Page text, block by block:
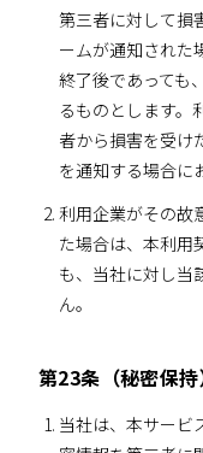
第三者に対して損
ームが通知された
終了後であっても
るものとします。
者から損害を受け
を通知する場合に
利用企業がその故
た場合は、本利用
も、当社に対し当
ん。
第23条（秘密保持
当社は、本サービ